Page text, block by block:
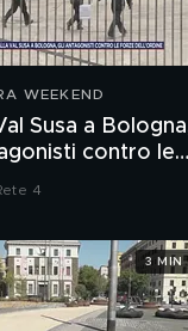
WEEKEND
Susa a
contro le
4
3 MIN